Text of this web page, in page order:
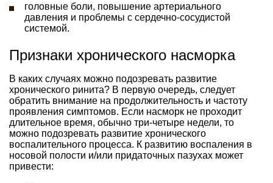
головные боли, повышение артериального
давления и проблемы с сердечно-сосудистой
системой.
Признаки хронического насморка
В каких случаях можно подозревать развитие
хронического ринита? В первую очередь, следует
обратить внимание на продолжительность и частоту
проявления симптомов. Если насморк не проходит
длительное время, обычно три-четыре недели, то
можно подозревать развитие хронического
воспалительного процесса. К развитию воспаления в
носовой полости и/или придаточных пазухах может
привести: